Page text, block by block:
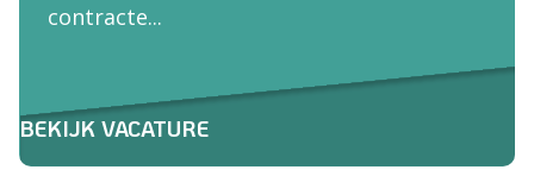
contracte...
BEKIJK VACATURE